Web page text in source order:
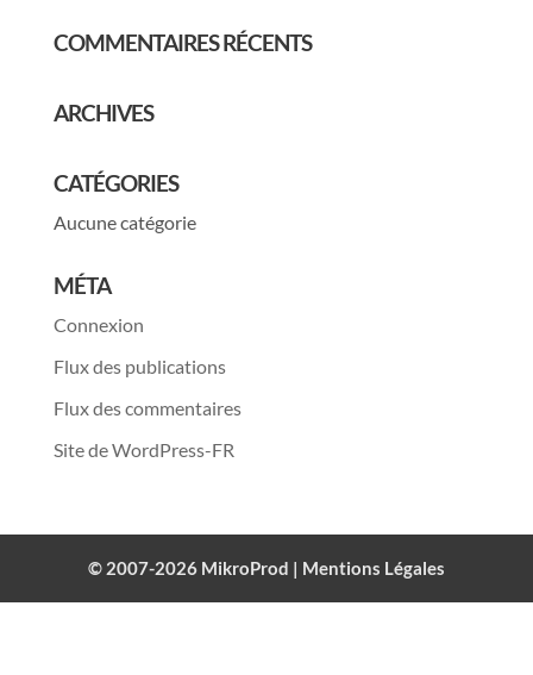
COMMENTAIRES RÉCENTS
ARCHIVES
CATÉGORIES
Aucune catégorie
MÉTA
Connexion
Flux des publications
Flux des commentaires
Site de WordPress-FR
© 2007-2026 MikroProd | Mentions Légales